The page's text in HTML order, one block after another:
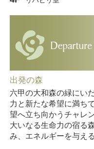
出発の森
六甲の大和森の緑にい
力と新たな希望に満ち
望へ立ち向かうチャレ
大いなる生命力の宿る
み、エネルギーを与え